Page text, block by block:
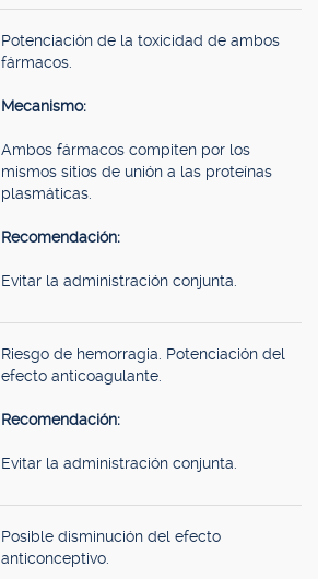
Potenciación de la toxicidad de ambos
fármacos.
Mecanismo:
Ambos fármacos compiten por los
mismos sitios de unión a las proteínas
plasmáticas.
Recomendación:
Evitar la administración conjunta.
Riesgo de hemorragia. Potenciación del
efecto anticoagulante.
Recomendación:
Evitar la administración conjunta.
Posible disminución del efecto
anticonceptivo.